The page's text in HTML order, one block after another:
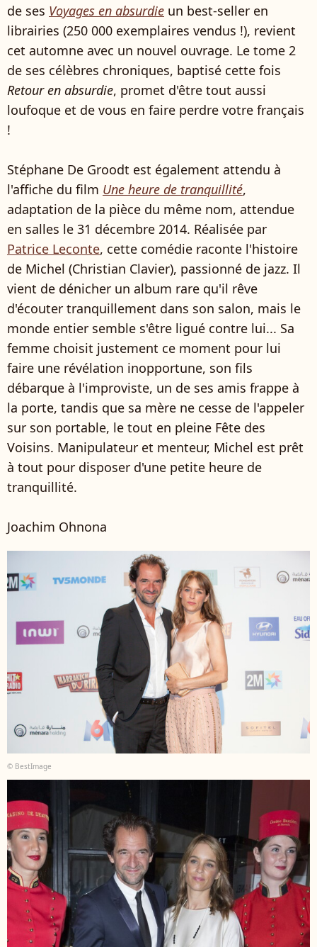
de ses Voyages en absurdie un best-seller en
librairies (250 000 exemplaires vendus !), revient
cet automne avec un nouvel ouvrage. Le tome 2
de ses célèbres chroniques, baptisé cette fois
Retour en absurdie, promet d'être tout aussi
loufoque et de vous en faire perdre votre français
!
Stéphane De Groodt est également attendu à
l'affiche du film Une heure de tranquillité,
adaptation de la pièce du même nom, attendue
en salles le 31 décembre 2014. Réalisée par
Patrice Leconte, cette comédie raconte l'histoire
de Michel (Christian Clavier), passionné de jazz. Il
vient de dénicher un album rare qu'il rêve
d'écouter tranquillement dans son salon, mais le
monde entier semble s'être ligué contre lui... Sa
femme choisit justement ce moment pour lui
faire une révélation inopportune, son fils
débarque à l'improviste, un de ses amis frappe à
la porte, tandis que sa mère ne cesse de l'appeler
sur son portable, le tout en pleine Fête des
Voisins. Manipulateur et menteur, Michel est prêt
à tout pour disposer d'une petite heure de
tranquillité.
Joachim Ohnona
© BestImage